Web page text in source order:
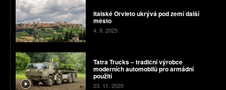
Italské Orvieto ukrývá pod zemí další
město
4. 9. 2025
Tatra Trucks – tradiční výrobce
moderních automobilů pro armádní
použití
23. 11. 2020